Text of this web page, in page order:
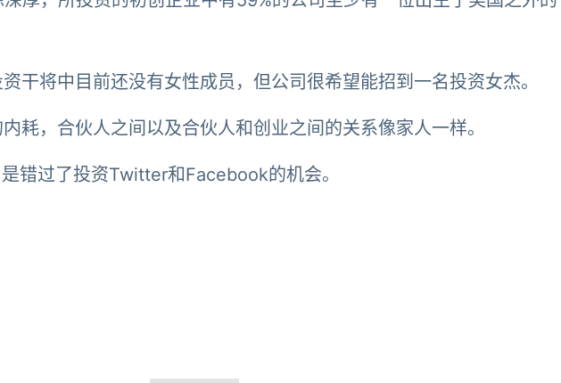
干将中目前还没有女性成员，但公司很希望能招到一名投资女杰。
耗，合伙人之间以及合伙人和创业之间的关系像家人一样。
错过了投资Twitter和Facebook的机会。